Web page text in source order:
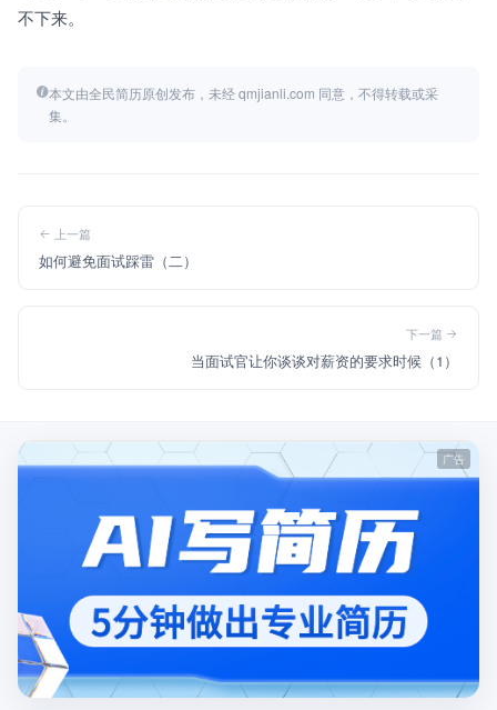
不下来。
本文由全民简历原创发布，未经 qmjianli.com 同意，不得转载或采
集。
上一篇
如何避免面试踩雷（二）
下一篇
当面试官让你谈谈对薪资的要求时候（1）